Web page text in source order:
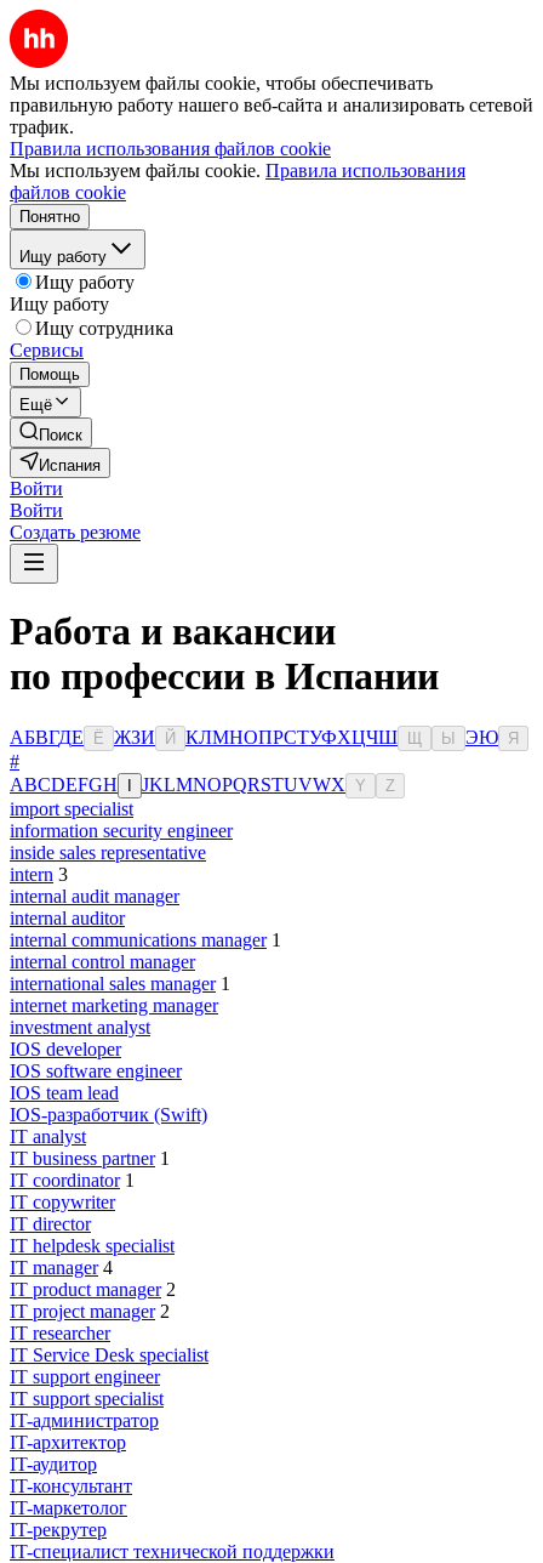
Мы используем файлы cookie, чтобы обеспечивать
правильную работу нашего веб-сайта и анализировать сетевой
трафик.
Правила использования файлов cookie
Мы используем файлы cookie. Правила использования
файлов cookie
Понятно
Ищу работу
Ищу работу
Ищу работу
Ищу сотрудника
Сервисы
Помощь
Ещё
Поиск
Испания
Войти
Войти
Создать резюме
Работа и вакансии
по профессии в Испании
АБВГДЕ Ё ЖЗИ Й КЛМНОПРСТУФХЦЧШ Ы ЭЮ Я
#
ABCDEFGH JKLMNOPQRSTUVWX Y Z
import specialist
information security engineer
inside sales representative
intern 3
internal audit manager
internal auditor
internal communications manager 1
internal control manager
international sales manager 1
internet marketing manager
investment analyst
IOS developer
IOS software engineer
IOS team lead
IOS-разработчик (Swift)
IT analyst
IT business partner 1
IT coordinator 1
IT copywriter
IT director
IT helpdesk specialist
IT manager 4
IT product manager 2
IT project manager 2
IT researcher
IT Service Desk specialist
IT support engineer
IT support specialist
IT-администратор
IT-архитектор
IT-аудитор
IT-консультант
IT-маркетолог
IT-рекрутер
IT-специалист технической поддержки